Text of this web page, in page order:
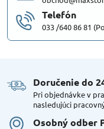
Telefón
033 /640 86 81
Doručenie do
Pri objednávke v
nasledujúci
Osobný odber